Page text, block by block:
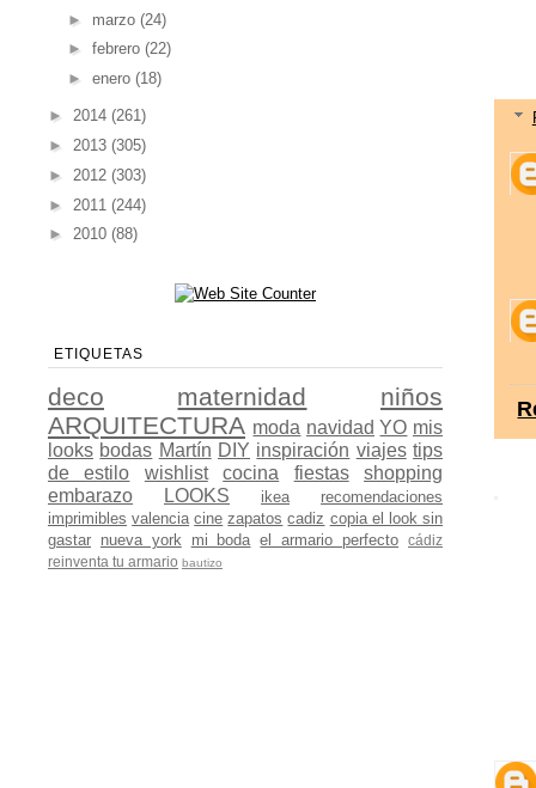
► marzo (24)
► febrero (22)
► enero (18)
► 2014 (261)
► 2013 (305)
► 2012 (303)
► 2011 (244)
► 2010 (88)
ETIQUETAS
deco maternidad
niños
ARQUITECTURA moda navidad YO mis
looks bodas Martín DIY inspiración viajes tips
de estilo
wishlist cocina fiestas
shopping
embarazo
LOOKS ikea
recomendaciones
imprimibles valencia cine zapatos cadiz copia el look sin
gastar nueva york mi boda el armario perfecto
cádiz
reinventa tu armario bautizo